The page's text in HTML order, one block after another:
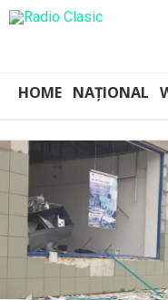
HOME NAȚIONAL